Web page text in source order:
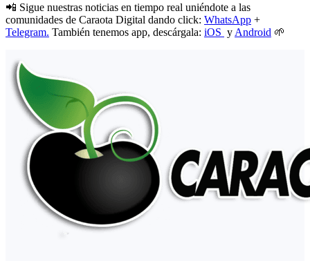
📲 Sigue nuestras noticias en tiempo real uniéndote a las
comunidades de Caraota Digital dando click: WhatsApp +
Telegram. También tenemos app, descárgala: iOS y Android 🌱